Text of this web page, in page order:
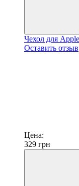
Чехол для
Оставить отзыв
Цена:
329 грн